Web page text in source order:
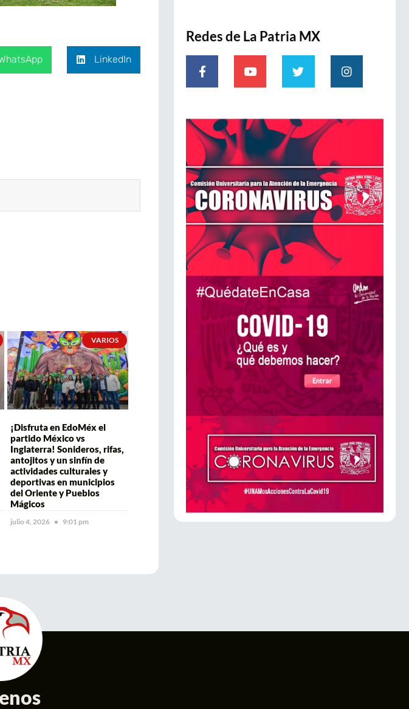
LinkedIn
VARIOS
¡Disfruta en EdoMéx el
partido México vs
Inglaterra! Sonideros, rifas,
antojitos y un sinfín de
actividades culturales y
deportivas en municipios
del Oriente y Pueblos
Mágicos
julio 4, 2026 9:01 pm
Redes de La Patria MX